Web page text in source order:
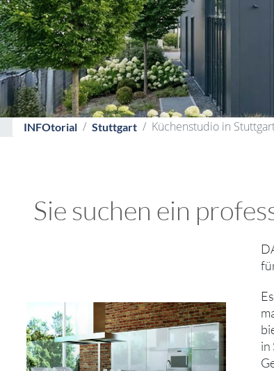
INFOtorial Stuttgart Küchenstudio in
Sie suchen ein
in